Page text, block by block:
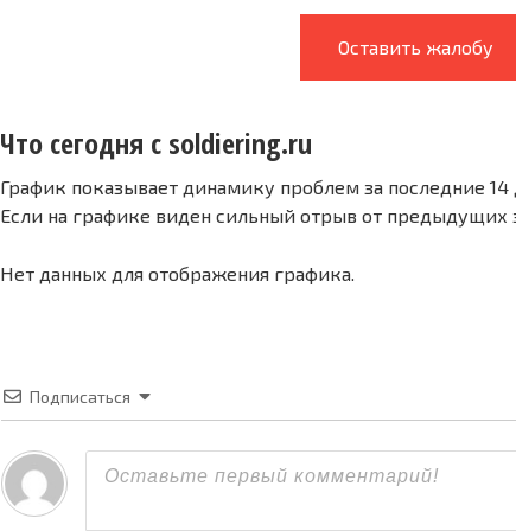
Оставить жалобу
Что сегодня с soldiering.ru
График показывает динамику проблем за последние 14
Если на графике виден сильный отрыв от предыдущих
Нет данных для отображения графика.
Подписаться